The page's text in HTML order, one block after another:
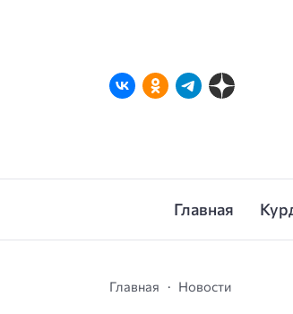
Главная
Главная Новости